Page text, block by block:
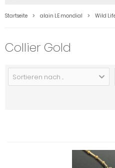
Startseite alain LE mondial Wild
Collier Gold
Sortieren nach ...